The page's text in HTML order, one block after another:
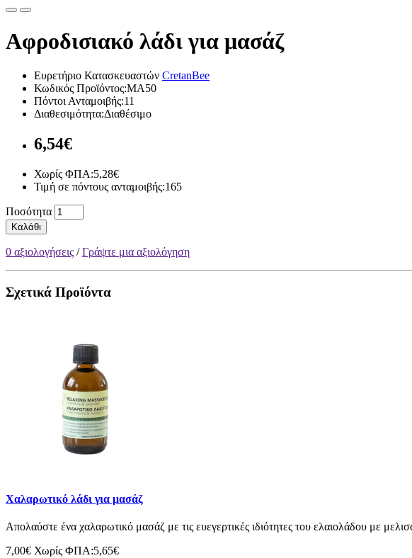
Αφροδισιακό λάδι για μασάζ
Ευρετήριο Κατασκευαστών CretanBee
Κωδικός Προϊόντος:MA50
Πόντοι Ανταμοιβής:11
Διαθεσιμότητα:Διαθέσιμο
6,54€
Χωρίς ΦΠΑ:5,28€
Τιμή σε πόντους ανταμοιβής:165
Ποσότητα
Καλάθι
0 αξιολογήσεις /Γράψτε μια αξιολόγηση
Σχετικά Προϊόντα
Χαλαρωτικό λάδι για μασάζ
Απολαύστε ένα χαλαρωτικό μασάζ με τις ευεγερτικές ιδιότητες του ελαιολάδου με
7,00€ Χωρίς ΦΠΑ:5,65€